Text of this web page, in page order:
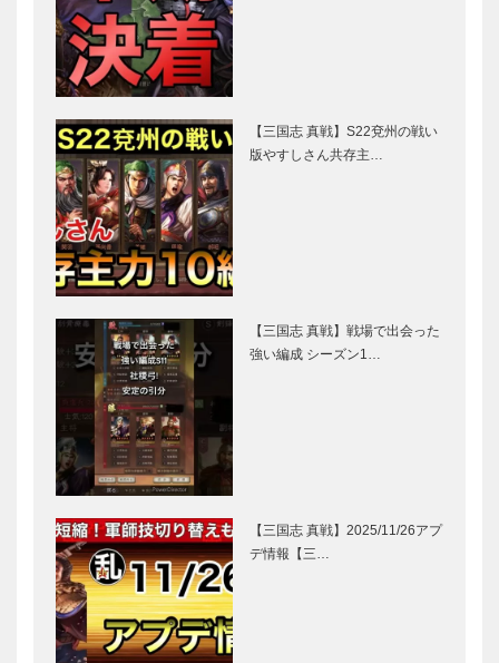
【三国志 真戦】S22兗州の戦い
版やすしさん共存主…
【三国志 真戦】戦場で出会った
強い編成 シーズン1…
【三国志 真戦】2025/11/26アプ
デ情報【三…